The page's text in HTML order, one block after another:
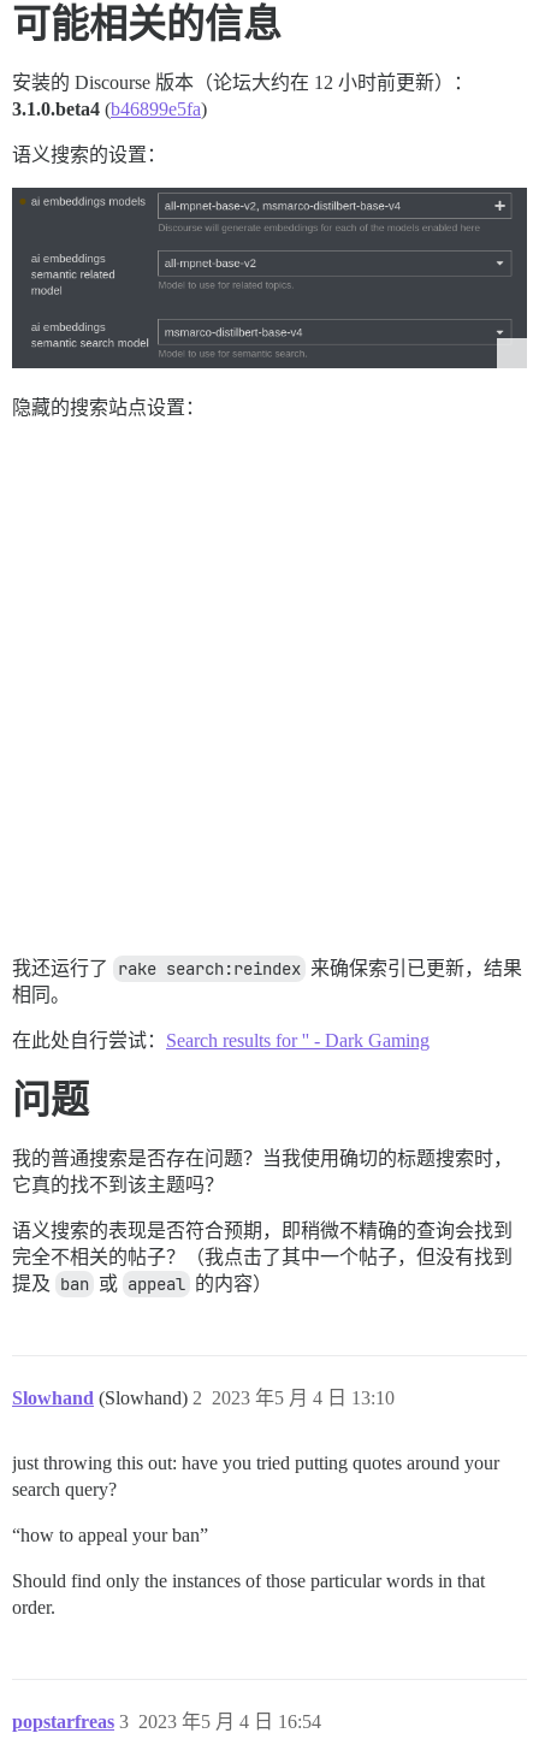
可能相关的信息
安装的 Discourse 版本（论坛大约在 12 小时前更新）：
3.1.0.beta4 (b46899e5fa)
语义搜索的设置：
隐藏的搜索站点设置：
我还运行了 rake search:reindex 来确保索引已更新，结果
相同。
在此处自行尝试： Search results for '' - Dark Gaming
问题
我的普通搜索是否存在问题？当我使用确切的标题搜索时，
它真的找不到该主题吗？
语义搜索的表现是否符合预期，即稍微不精确的查询会找到
完全不相关的帖子？（我点击了其中一个帖子，但没有找到
提及 ban 或 appeal 的内容）
Slowhand (Slowhand) 2023 年5 月 4 日 13:10
2
just throwing this out: have you tried putting quotes around your
search query?
“how to appeal your ban”
Should find only the instances of those particular words in that
order.
popstarfreas 2023 年5 月 4 日 16:54
3